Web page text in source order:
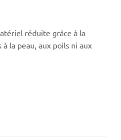
réduite grâce à la
la peau, aux poils ni aux